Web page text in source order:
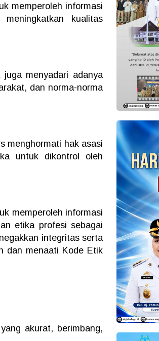
memperoleh informasi
kualitas
menyadari adanya
dan norma-norma
menghormati hak asasi
untuk dikontrol oleh
memperoleh informasi
etika profesi sebagai
integritas serta
dan menaati Kode Etik
akurat, berimbang,